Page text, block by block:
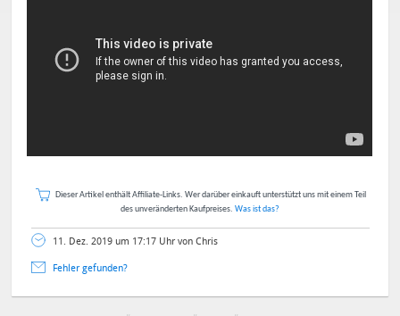
Dieser Artikel enthält Affiliate-Links. Wer darüber einkauft unterstützt uns mit einem Teil
des unveränderten Kaufpreises. Was ist das?
11. Dez. 2019 um 17:17 Uhr von Chris
Fehler gefunden?